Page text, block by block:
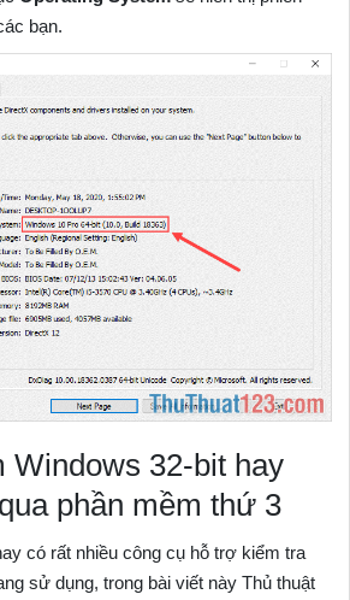
bạn.
Windows 32-bit hay
phần mềm thứ 3
có rất nhiều công cụ hỗ trợ kiểm tra
sử dụng, trong bài viết này Thủ thuật